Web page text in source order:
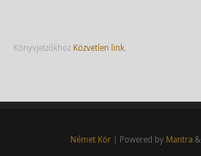
Könyvjelzőkhöz Közvetlen link.
Német Kör| Powered by Mantra&